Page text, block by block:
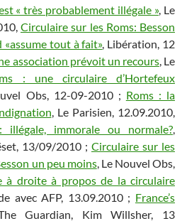
« très probablement illégale », Le
Circulaire sur les Roms: Besson
«assume tout à fait», Libération, 12
association prévoit un recours, Le
: une circulaire d’Hortefeux
Obs, 12-09-2010 ; Roms : la
, Le Parisien, 12.09.2010,
illégale, immorale ou normale?,
13/09/2010 ; Circulaire sur les
un peu moins, Le Nouvel Obs,
à droite à propos de la circulaire
avec AFP, 13.09.2010 ; France’s
Guardian, Kim Willsher, 13